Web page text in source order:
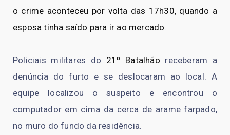
o crime aconteceu por volta das 17h30, quando a
esposa tinha saído para ir ao mercado.
Policiais militares do 21º Batalhão receberam a
denúncia do furto e se deslocaram ao local. A
equipe localizou o suspeito e encontrou o
computador em cima da cerca de arame farpado,
no muro do fundo da residência.